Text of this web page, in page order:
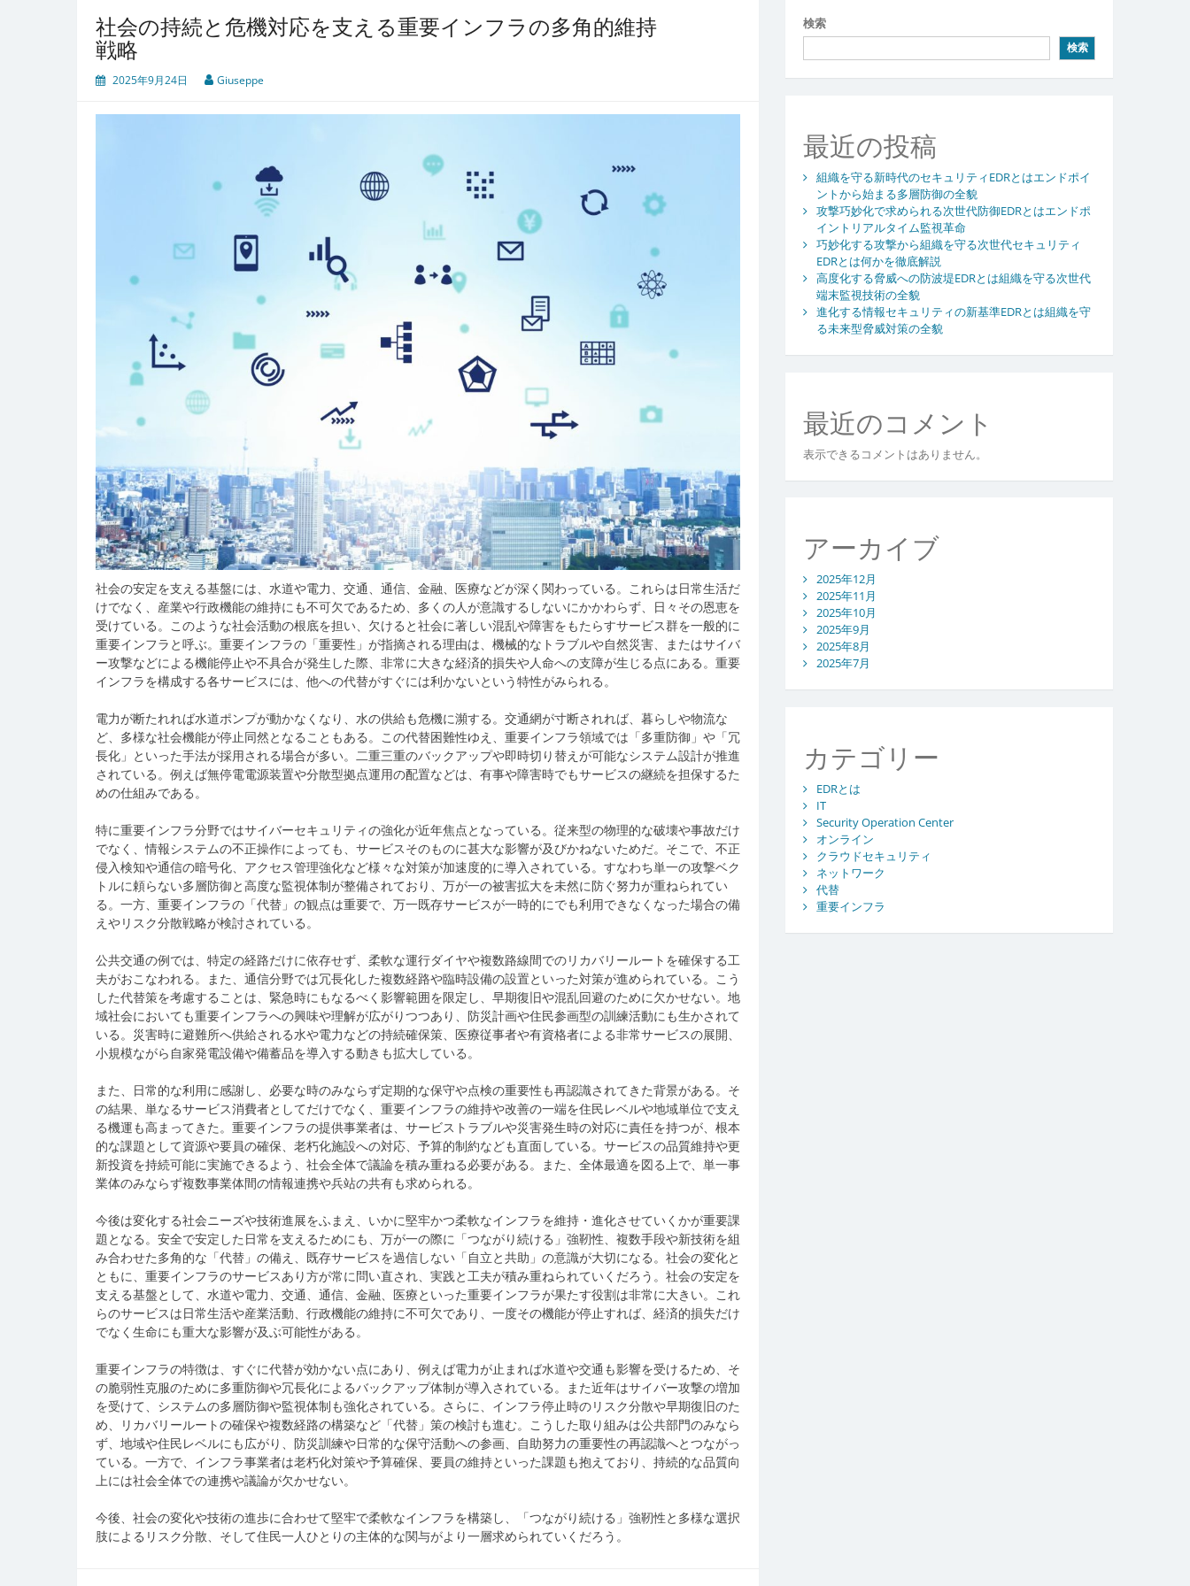
社会の持続と危機対応を支える重要インフラの多角的維持
戦略
2025年9月24日 Giuseppe
社会の安定を支える基盤には、水道や電力、交通、通信、金融、医療などが深く関わっている。
これらは日常生活だ
けでなく、産業や行政機能の維持にも不可欠であるため、多くの人が意識するしないにかかわらず、日々その恩恵を
受けている。このような社会活動の根底を担い、欠けると社会に著しい混乱や障害をもたらすサービス群を一般的に
重要インフラと呼ぶ。重要インフラの「重要性」が指摘される理由は、機械的なトラブルや自然災害、またはサイバ
ー攻撃などによる機能停止や不具合が発生した際、非常に大きな経済的損失や人命への支障が生じる点にある。重要
インフラを構成する各サービスには、他への代替がすぐには利かないという特性がみられる。
電力が断たれれば水道ポンプが動かなくなり、水の供給も危機に瀕する。交通網が寸断されれば、暮らしや物流な
ど、多様な社会機能が停止同然となることもある。この代替困難性ゆえ、重要インフラ領域では「多重防御」や「冗
長化」といった手法が採用される場合が多い。二重三重のバックアップや即時切り替えが可能なシステム設計が推進
されている。例えば無停電電源装置や分散型拠点運用の配置などは、有事や障害時でもサービスの継続を担保するた
めの仕組みである。
特に重要インフラ分野ではサイバーセキュリティの強化が近年焦点となっている。従来型の物理的な破壊や事故だけ
でなく、情報システムの不正操作によっても、サービスそのものに甚大な影響が及びかねないためだ。そこで、不正
侵入検知や通信の暗号化、アクセス管理強化など様々な対策が加速度的に導入されている。すなわち単一の攻撃ベク
トルに頼らない多層防御と高度な監視体制が整備されており、万が一の被害拡大を未然に防ぐ努力が重ねられてい
る。一方、重要インフラの「代替」の観点は重要で、万一既存サービスが一時的にでも利用できなくなった場合の備
えやリスク分散戦略が検討されている。
公共交通の例では、特定の経路だけに依存せず、柔軟な運行ダイヤや複数路線間でのリカバリールートを確保する工
夫がおこなわれる。また、通信分野では冗長化した複数経路や臨時設備の設置といった対策が進められている。こう
した代替策を考慮することは、緊急時にもなるべく影響範囲を限定し、早期復旧や混乱回避のために欠かせない。地
域社会においても重要インフラへの興味や理解が広がりつつあり、防災計画や住民参画型の訓練活動にも生かされて
いる。災害時に避難所へ供給される水や電力などの持続確保策、医療従事者や有資格者による非常サービスの展開、
小規模ながら自家発電設備や備蓄品を導入する動きも拡大している。
また、日常的な利用に感謝し、必要な時のみならず定期的な保守や点検の重要性も再認識されてきた背景がある。そ
の結果、単なるサービス消費者としてだけでなく、重要インフラの維持や改善の一端を住民レベルや地域単位で支え
る機運も高まってきた。重要インフラの提供事業者は、サービストラブルや災害発生時の対応に責任を持つが、根本
的な課題として資源や要員の確保、老朽化施設への対応、予算的制約なども直面している。サービスの品質維持や更
新投資を持続可能に実施できるよう、社会全体で議論を積み重ねる必要がある。また、全体最適を図る上で、単一事
業体のみならず複数事業体間の情報連携や兵站の共有も求められる。
今後は変化する社会ニーズや技術進展をふまえ、いかに堅牢かつ柔軟なインフラを維持・進化させていくかが重要課
題となる。安全で安定した日常を支えるためにも、万が一の際に「つながり続ける」強靭性、複数手段や新技術を組
み合わせた多角的な「代替」の備え、既存サービスを過信しない「自立と共助」の意識が大切になる。社会の変化と
ともに、重要インフラのサービスあり方が常に問い直され、実践と工夫が積み重ねられていくだろう。社会の安定を
支える基盤として、水道や電力、交通、通信、金融、医療といった重要インフラが果たす役割は非常に大きい。これ
らのサービスは日常生活や産業活動、行政機能の維持に不可欠であり、一度その機能が停止すれば、経済的損失だけ
でなく生命にも重大な影響が及ぶ可能性がある。
重要インフラの特徴は、すぐに代替が効かない点にあり、例えば電力が止まれば水道や交通も影響を受けるため、そ
の脆弱性克服のために多重防御や冗長化によるバックアップ体制が導入されている。また近年はサイバー攻撃の増加
を受けて、システムの多層防御や監視体制も強化されている。さらに、インフラ停止時のリスク分散や早期復旧のた
め、リカバリールートの確保や複数経路の構築など「代替」策の検討も進む。こうした取り組みは公共部門のみなら
ず、地域や住民レベルにも広がり、防災訓練や日常的な保守活動への参画、自助努力の重要性の再認識へとつながっ
ている。一方で、インフラ事業者は老朽化対策や予算確保、要員の維持といった課題も抱えており、持続的な品質向
上には社会全体での連携や議論が欠かせない。
今後、社会の変化や技術の進歩に合わせて堅牢で柔軟なインフラを構築し、「つながり続ける」強靭性と多様な選択
肢によるリスク分散、そして住民一人ひとりの主体的な関与がより一層求められていくだろう。
検索
検索
最近の投稿
組織を守る新時代のセキュリティEDRとはエンドポイ
ントから始まる多層防御の全貌
攻撃巧妙化で求められる次世代防御EDRとはエンドポ
イントリアルタイム監視革命
巧妙化する攻撃から組織を守る次世代セキュリティ
EDRとは何かを徹底解説
高度化する脅威への防波堤EDRとは組織を守る次世代
端末監視技術の全貌
進化する情報セキュリティの新基準EDRとは組織を守
る未来型脅威対策の全貌
最近のコメント
表示できるコメントはありません。
アーカイブ
2025年12月
2025年11月
2025年10月
2025年9月
2025年8月
2025年7月
カテゴリー
EDRとは
IT
Security Operation Center
オンライン
クラウドセキュリティ
ネットワーク
代替
重要インフラ